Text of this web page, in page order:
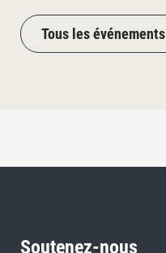
Tous les événements
Soutenez-nous